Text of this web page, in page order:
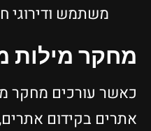
משתמש ודירוגי
מחקר מילות
כאשר עורכים מחקר
אתרים בקידום